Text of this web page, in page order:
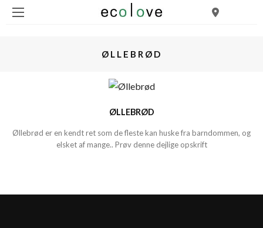
ØLLEBRØD
ØLLEBRØD
Øllebrød er en kendt ret som de fleste kan huske fra barndommen, og
elsket af mange.. Prøv denne dejlige opskrift